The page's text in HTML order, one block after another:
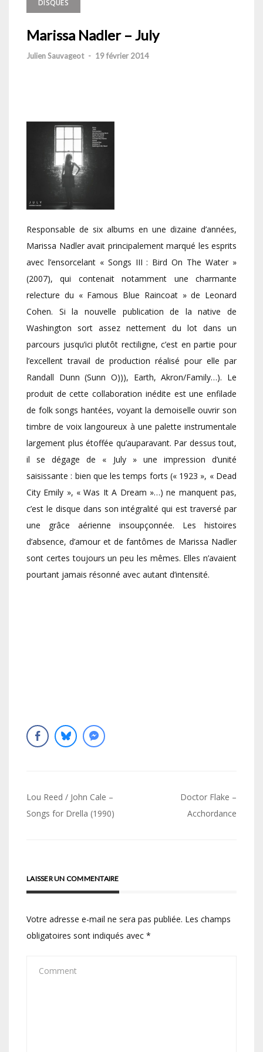
DISQUES
Marissa Nadler – July
Julien Sauvageot - 19 février 2014
Responsable de six albums en une dizaine d’années,
Marissa Nadler avait principalement marqué les esprits
avec l’ensorcelant « Songs III : Bird On The Water »
(2007), qui contenait notamment une charmante
relecture du « Famous Blue Raincoat » de Leonard
Cohen. Si la nouvelle publication de la native de
Washington sort assez nettement du lot dans un
parcours jusqu’ici plutôt rectiligne, c’est en partie pour
l’excellent travail de production réalisé pour elle par
Randall Dunn (Sunn O))), Earth, Akron/Family…). Le
produit de cette collaboration inédite est une enfilade
de folk songs hantées, voyant la demoiselle ouvrir son
timbre de voix langoureux à une palette instrumentale
largement plus étoffée qu’auparavant. Par dessus tout,
il se dégage de « July » une impression d’unité
saisissante : bien que les temps forts (« 1923 », « Dead
City Emily », « Was It A Dream »…) ne manquent pas,
c’est le disque dans son intégralité qui est traversé par
une grâce aérienne insoupçonnée. Les histoires
d’absence, d’amour et de fantômes de Marissa Nadler
sont certes toujours un peu les mêmes. Elles n’avaient
pourtant jamais résonné avec autant d’intensité.
Navigation
de
Lou Reed / John Cale –
Songs for Drella (1990)
Doctor Flake –
Acchordance
LAISSER UN COMMENTAIRE
Votre adresse e-mail ne sera pas publiée. Les champs
obligatoires sont indiqués avec *